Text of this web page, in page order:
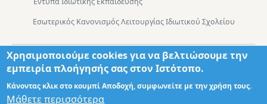
Εσωτερικός Κανονισμός Λειτουργίας Ιδιωτικού Σχολείου
Footer
Τμήματα Χάρτης Πρόσβασης
Σχεδιασμός: Θωμάς Διονύσης ΤΕ ΠΛΗΡ
Χρησιμοποιούμε cookies για να βελτιώσουμε την
εμπειρία πλοήγησής σας στον Ιστότοπο.
Κάνοντας κλικ στο κουμπί Αποδοχή, συμφωνείτε με την χρήση τους.
Μάθετε περισσότερα